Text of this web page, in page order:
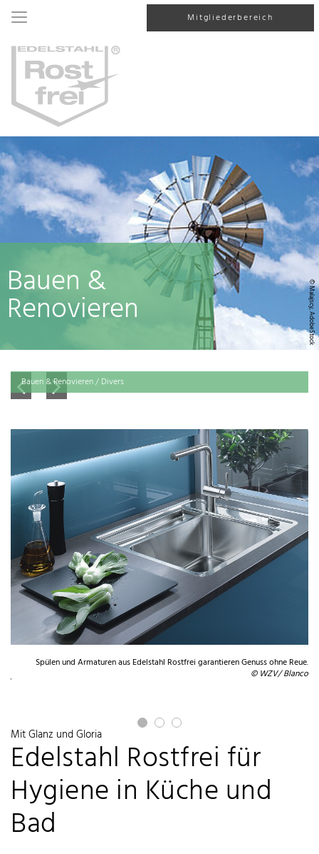
Mitgliederbereich
© Malajscy, AdobeStock
Bauen &
Renovieren
Bauen & Renovieren / Divers
Spülen und Armaturen aus Edelstahl Rostfrei garantieren Genuss ohne Reue.
© WZV/ Blanco
Mit Glanz und Gloria
Edelstahl Rostfrei für
Hygiene in Küche und
Bad